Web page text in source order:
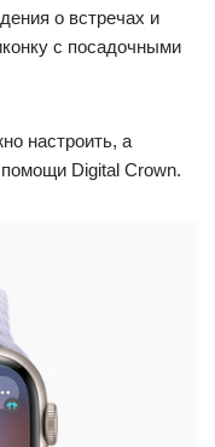
о встречах и
с посадочными
настроить, а
Digital Crown.